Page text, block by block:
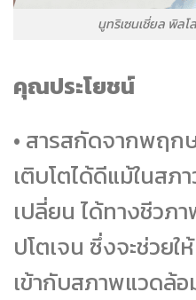
นูทริเซนเชี่ยล พิล
คุณประโยชน์
• สารสกัดจากพฤ
เติบโตได้ดีแม้ในสภ
เปลี่ยน ได้ทางชีวภ
ปโตเจน ซึ่งจะช่วย
เข้ากับสภาพแวดล้อ